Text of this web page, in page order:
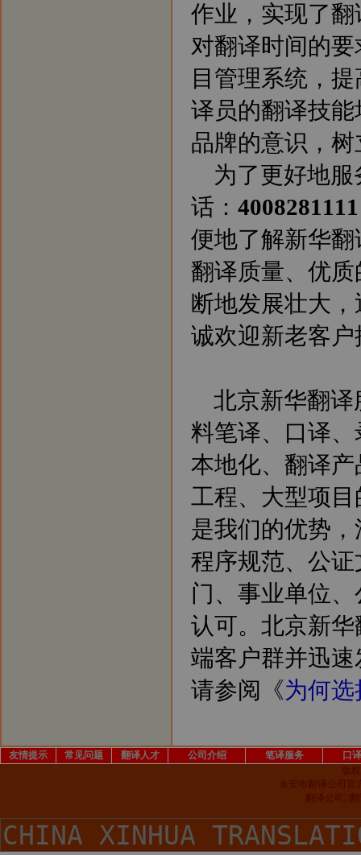
作业，实现了
对翻译时间的
目管理系统，
译员的翻译技
品牌的意识，
为了更好地服
话： 4008281111
便地了解新华
翻译质量、优
断地发展壮大
诚欢迎新老客
北京新华翻译
料笔译、口译
本地化、翻译
工程、大型项
是我们的优势
程序规范、公
门、事业单位
认可。北京新
端客户群并迅
请参阅《为何
友情提示 常见问题 翻译人才 公司介绍 笔译服务
口
版
永安市翻译公司官
翻译公司| |